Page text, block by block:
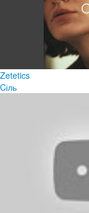
Zetetics
Cіль